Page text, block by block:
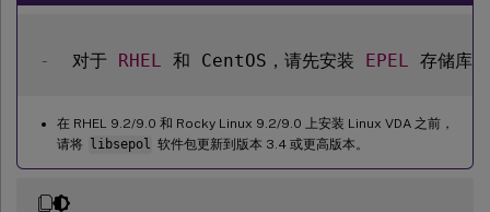
-
  对于
RHEL 和 CentOS，请先安装 EPEL 存储库
在 RHEL 9.2/9.0 和 Rocky Linux 9.2/9.0 上安装 Linux VDA 之前，
请将
libsepol 软件包更新到版本 3.4 或更高版本。